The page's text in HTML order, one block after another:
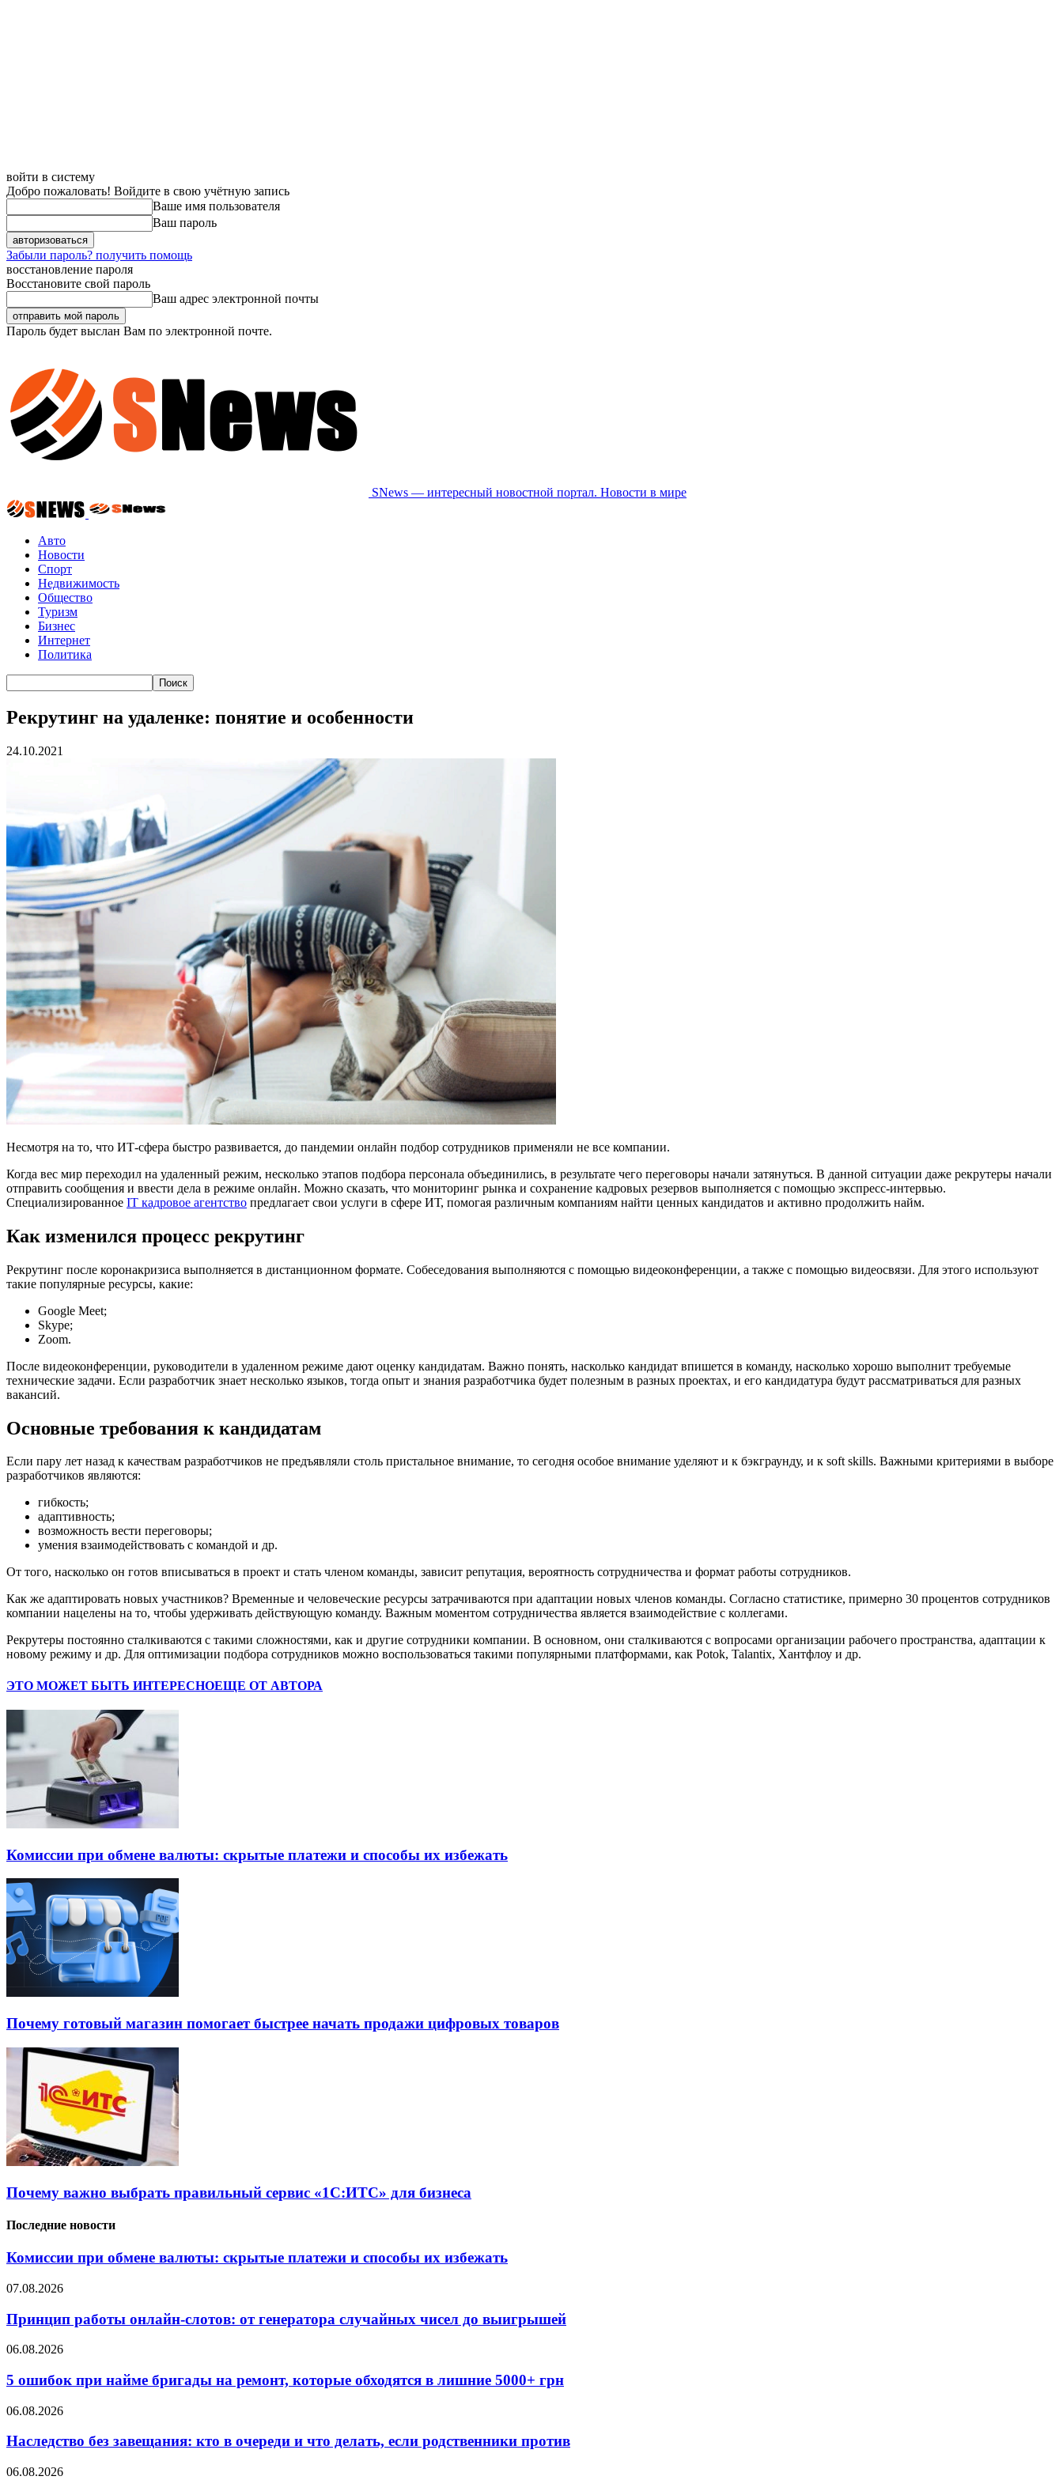
войти в систему
Добро пожаловать! Войдите в свою учётную запись
Ваше имя пользователя
Ваш пароль
Забыли пароль? получить помощь
восстановление пароля
Восстановите свой пароль
Ваш адрес электронной почты
Пароль будет выслан Вам по электронной почте.
SNews — интересный новостной портал. Новости в мире
Авто
Новости
Спорт
Недвижимость
Общество
Туризм
Бизнес
Интернет
Политика
Рекрутинг на удаленке: понятие и особенности
24.10.2021
Несмотря на то, что ИТ-сфера быстро развивается, до пандемии онлайн подбор сотрудников применяли не все компании.
Когда вес мир переходил на удаленный режим, несколько этапов подбора персонала объединились, в результате чего переговоры начали затянуться. В данной ситуации даже рекрутеры начали
отправить сообщения и ввести дела в режиме онлайн. Можно сказать, что мониторинг рынка и сохранение кадровых резервов выполняется с помощью экспресс-интервью.
Специализированное IT кадровое агентство предлагает свои услуги в сфере ИТ, помогая различным компаниям найти ценных кандидатов и активно продолжить найм.
Как изменился процесс рекрутинг
Рекрутинг после коронакризиса выполняется в дистанционном формате. Собеседования выполняются с помощью видеоконференции, а также с помощью видеосвязи. Для этого используют
такие популярные ресурсы, какие:
Google Meet;
Skype;
Zoom.
После видеоконференции, руководители в удаленном режиме дают оценку кандидатам. Важно понять, насколько кандидат впишется в команду, насколько хорошо выполнит требуемые
технические задачи. Если разработчик знает несколько языков, тогда опыт и знания разработчика будет полезным в разных проектах, и его кандидатура будут рассматриваться для разных
вакансий.
Основные требования к кандидатам
Если пару лет назад к качествам разработчиков не предъявляли столь пристальное внимание, то сегодня особое внимание уделяют и к бэкграунду, и к soft skills. Важными критериями в выборе
разработчиков являются:
гибкость;
адаптивность;
возможность вести переговоры;
умения взаимодействовать с командой и др.
От того, насколько он готов вписываться в проект и стать членом команды, зависит репутация, вероятность сотрудничества и формат работы сотрудников.
Как же адаптировать новых участников? Временные и человеческие ресурсы затрачиваются при адаптации новых членов команды. Согласно статистике, примерно 30 процентов сотрудников
компании нацелены на то, чтобы удерживать действующую команду. Важным моментом сотрудничества является взаимодействие с коллегами.
Рекрутеры постоянно сталкиваются с такими сложностями, как и другие сотрудники компании. В основном, они сталкиваются с вопросами организации рабочего пространства, адаптации к
новому режиму и др. Для оптимизации подбора сотрудников можно воспользоваться такими популярными платформами, как Potok, Talantix, Хантфлоу и др.
ЭТО МОЖЕТ БЫТЬ ИНТЕРЕСНОЕЩЕ ОТ АВТОРА
Комиссии при обмене валюты: скрытые платежи и способы их избежать
Почему готовый магазин помогает быстрее начать продажи цифровых товаров
Почему важно выбрать правильный сервис «1С:ИТС» для бизнеса
Последние новости
Комиссии при обмене валюты: скрытые платежи и способы их избежать
07.08.2026
Принцип работы онлайн-слотов: от генератора случайных чисел до выигрышей
06.08.2026
5 ошибок при найме бригады на ремонт, которые обходятся в лишние 5000+ грн
06.08.2026
Наследство без завещания: кто в очереди и что делать, если родственники против
06.08.2026